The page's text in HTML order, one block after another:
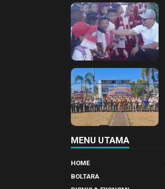
MENU UTAMA
HOME
BOLTARA